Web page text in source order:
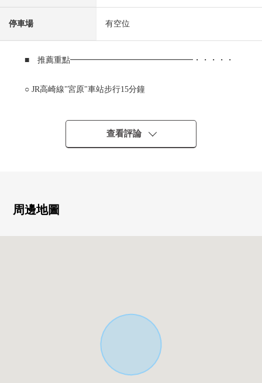
停車場 有空位
■ 推薦重點━━━━━━━━━━━━━━━・・・・・
○ JR高崎線"宮原"車站步行15分鐘
○ 寬敞的約18.9張塌塌米LDK
○ 與家族的會話興奮起來的開放式廚房
○ 全居室存儲空間有
○ 停車位有(依靠車型)
○ 附帶三面鏡的盥洗台
○ 附帶彩色電視監視器的內部對講機
查看評論
周邊地圖